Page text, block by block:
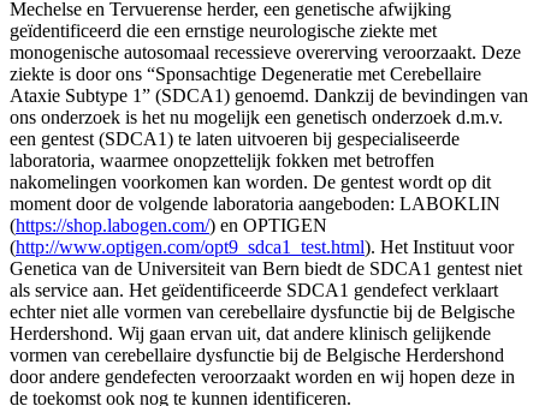
Mechelse en Tervuerense herder, een genetische afwijking
geïdentificeerd die een ernstige neurologische ziekte met
monogenische autosomaal recessieve overerving veroorzaakt. Deze
ziekte is door ons “Sponsachtige Degeneratie met Cerebellaire
Ataxie Subtype 1” (SDCA1) genoemd. Dankzij de bevindingen van
ons onderzoek is het nu mogelijk een genetisch onderzoek d.m.v.
een gentest (SDCA1) te laten uitvoeren bij gespecialiseerde
laboratoria, waarmee onopzettelijk fokken met betroffen
nakomelingen voorkomen kan worden. De gentest wordt op dit
moment door de volgende laboratoria aangeboden: LABOKLIN
(https://shop.labogen.com/) en OPTIGEN
(http://www.optigen.com/opt9_sdca1_test.html). Het Instituut voor
Genetica van de Universiteit van Bern biedt de SDCA1 gentest niet
als service aan. Het geïdentificeerde SDCA1 gendefect verklaart
echter niet alle vormen van cerebellaire dysfunctie bij de Belgische
Herdershond. Wij gaan ervan uit, dat andere klinisch gelijkende
vormen van cerebellaire dysfunctie bij de Belgische Herdershond
door andere gendefecten veroorzaakt worden en wij hopen deze in
de toekomst ook nog te kunnen identificeren.